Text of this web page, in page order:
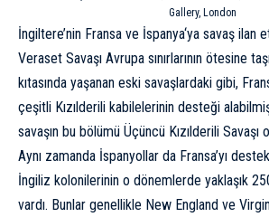
Gallery, London
İngiltere’nin Fransa ve İspanya‘ya savaş ilan
Veraset Savaşı Avrupa sınırlarının ötesine
kıtasında yaşanan eski savaşlardaki gibi,
çeşitli Kızılderili kabilelerinin desteği
savaşın bu bölümü Üçüncü Kızılderili Savaşı
Aynı zamanda İspanyollar da Fransa’yı
İngiliz kolonilerinin o dönemlerde yaklaşık
vardı. Bunlar genellikle New England ve